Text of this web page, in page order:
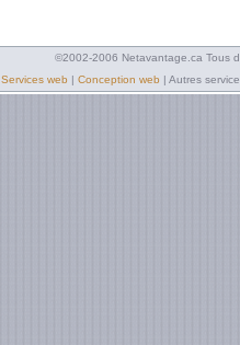
©2002-2006 Netavantage.ca Tous
Services web | Conception web | Autres